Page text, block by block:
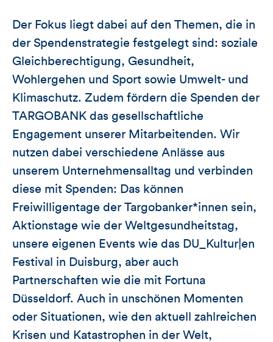
Der Fokus liegt dabei auf den Themen, die in
der Spendenstrategie festgelegt sind: soziale
Gleichberechtigung, Gesundheit,
Wohlergehen und Sport sowie Umwelt- und
Klimaschutz. Zudem fördern die Spenden der
TARGOBANK das gesellschaftliche
Engagement unserer Mitarbeitenden. Wir
nutzen dabei verschiedene Anlässe aus
unserem Unternehmensalltag und verbinden
diese mit Spenden: Das können
Freiwilligentage der Targobanker*innen sein,
Aktionstage wie der Weltgesundheitstag,
unsere eigenen Events wie das DU_Kultur|en
Festival in Duisburg, aber auch
Partnerschaften wie die mit Fortuna
Düsseldorf. Auch in unschönen Momenten
oder Situationen, wie den aktuell zahlreichen
Krisen und Katastrophen in der Welt,